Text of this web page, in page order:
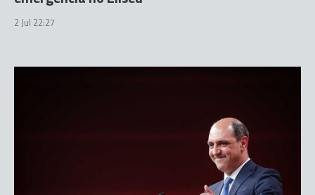
2 Jul 22:27